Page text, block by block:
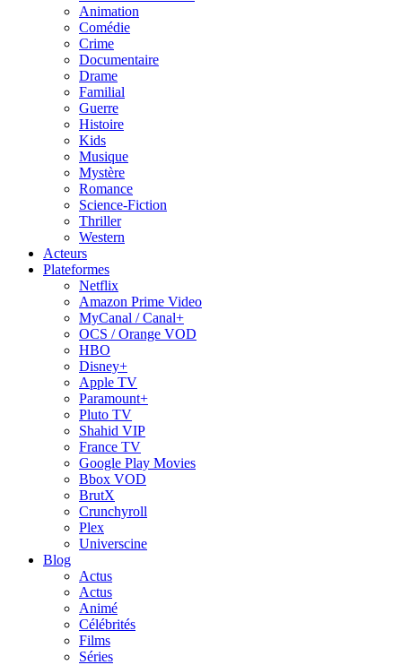
Animation
Comédie
Crime
Documentaire
Drame
Familial
Guerre
Histoire
Kids
Musique
Mystère
Romance
Science-Fiction
Thriller
Western
Acteurs
Plateformes
Netflix
Amazon Prime Video
MyCanal / Canal+
OCS / Orange VOD
HBO
Disney+
Apple TV
Paramount+
Pluto TV
Shahid VIP
France TV
Google Play Movies
Bbox VOD
BrutX
Crunchyroll
Plex
Universcine
Blog
Actus
Actus
Animé
Célébrités
Films
Séries